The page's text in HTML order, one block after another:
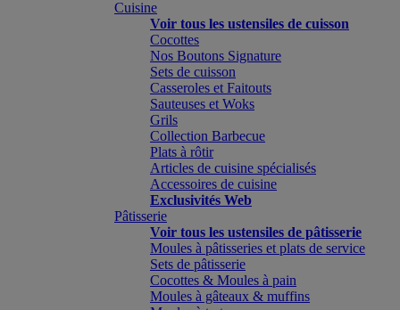
Cuisine
Voir tous les ustensiles de cuisson
Cocottes
Nos Boutons Signature
Sets de cuisson
Casseroles et Faitouts
Sauteuses et Woks
Grils
Collection Barbecue
Plats à rôtir
Articles de cuisine spécialisés
Accessoires de cuisine
Exclusivités Web
Pâtisserie
Voir tous les ustensiles de pâtisserie
Moules à pâtisseries et plats de service
Sets de pâtisserie
Cocottes & Moules à pain
Moules à gâteaux & muffins